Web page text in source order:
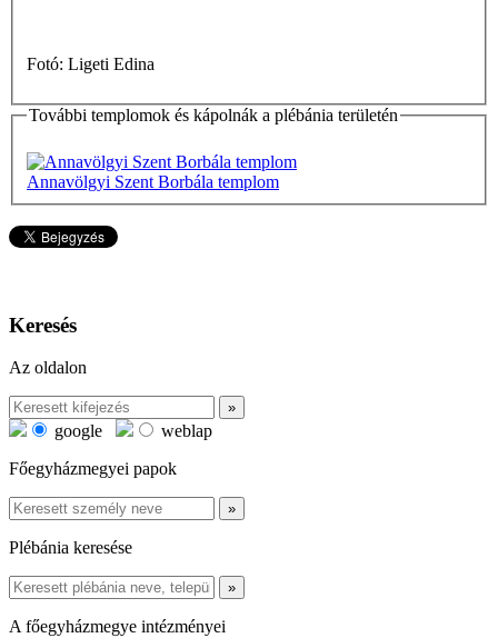
Fotó: Ligeti Edina
További templomok és kápolnák a plébánia területén
Annavölgyi Szent Borbála templom
Keresés
Az oldalon
google
weblap
Főegyházmegyei papok
Plébánia keresése
A főegyházmegye intézményei